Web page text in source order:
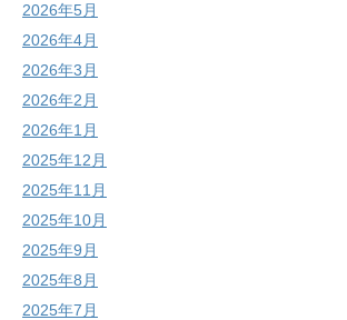
2026年5月
2026年4月
2026年3月
2026年2月
2026年1月
2025年12月
2025年11月
2025年10月
2025年9月
2025年8月
2025年7月